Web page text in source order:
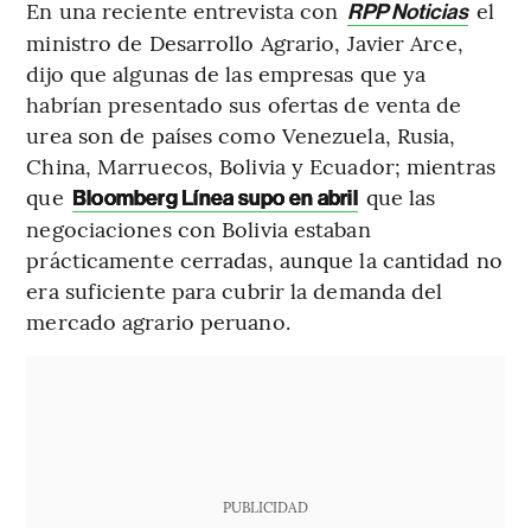
En una reciente entrevista con RPP Noticias el
ministro de Desarrollo Agrario, Javier Arce,
dijo que algunas de las empresas que ya
habrían presentado sus ofertas de venta de
urea son de países como Venezuela, Rusia,
China, Marruecos, Bolivia y Ecuador; mientras
que Bloomberg Línea supo en abril que las
negociaciones con Bolivia estaban
prácticamente cerradas, aunque la cantidad no
era suficiente para cubrir la demanda del
mercado agrario peruano.
PUBLICIDAD